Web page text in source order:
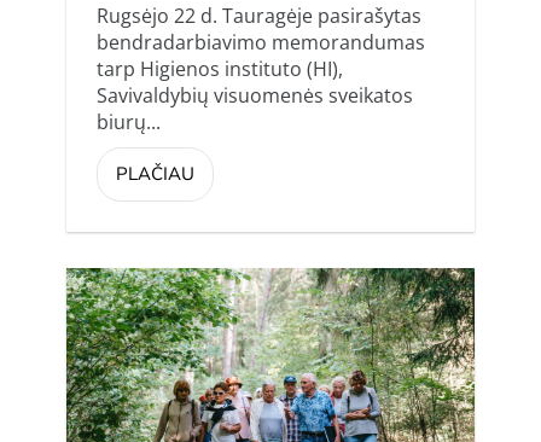
Rugsėjo 22 d. Tauragėje pasirašytas
bendradarbiavimo memorandumas
tarp Higienos instituto (HI),
Savivaldybių visuomenės sveikatos
biurų...
PLAČIAU